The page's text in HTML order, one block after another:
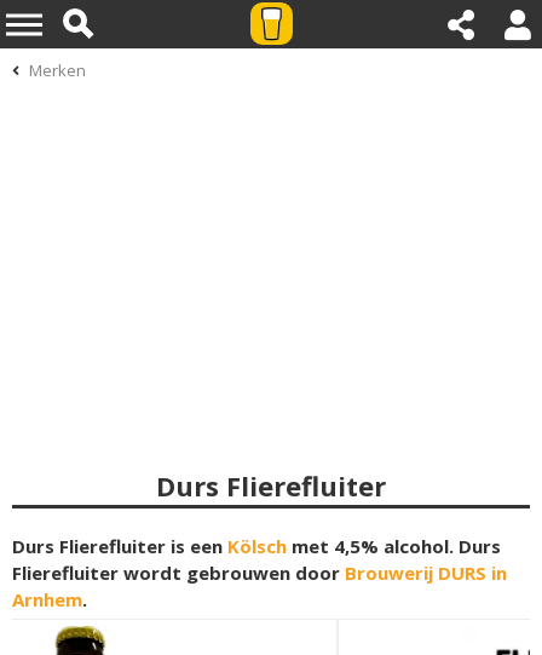
Merken
Durs Flierefluiter
Durs Flierefluiter is een Kölsch met 4,5% alcohol. Durs
Flierefluiter wordt gebrouwen door Brouwerij DURS in
Arnhem.